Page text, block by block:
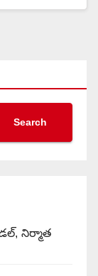
Search
నిర్మాత